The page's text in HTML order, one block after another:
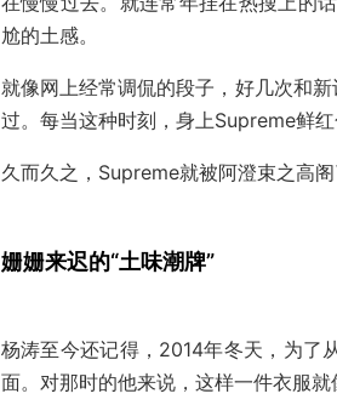
尬的土感。
就像网上经常调侃的段子，好几次和
过。每当这种时刻，身上Supreme鲜
久而久之，Supreme就被阿澄束之高
姗姗来迟的“土味潮牌”
杨涛至今还记得，2014年冬天，为了
面。对那时的他来说，这样一件衣服